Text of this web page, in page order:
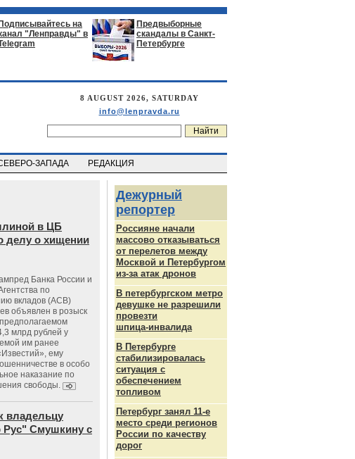
Подписывайтесь на
"Ленправды" в
Предвыборные
скандалы в Санкт-
Петербурге
8 AUGUST 2026, SATURDAY
info@lenpravda.ru
ЗАПАДА РЕДАКЦИЯ
в ЦБ
делу о хищении
Банка России и
по
вкладов (АСВ)
объявлен в розыск
млрд рублей у
им ранее
ему
в особо
наказание по
свободы.
владельцу
Смушкину с
Дежурный
репортер
Россияне начали
массово отказываться
от перелетов между
Москвой и Петербургом
из-за атак дронов
В петербургском метро
девушке не разрешили
провезти
шпица‑инвалида
В Петербурге
стабилизировалась
ситуация с
обеспечением
топливом
Петербург занял 11-е
место среди регионов
России по качеству
дорог